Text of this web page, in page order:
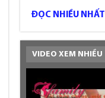
ĐỌC NHIỀU NHẤT
VIDEO XEM NHIỀU